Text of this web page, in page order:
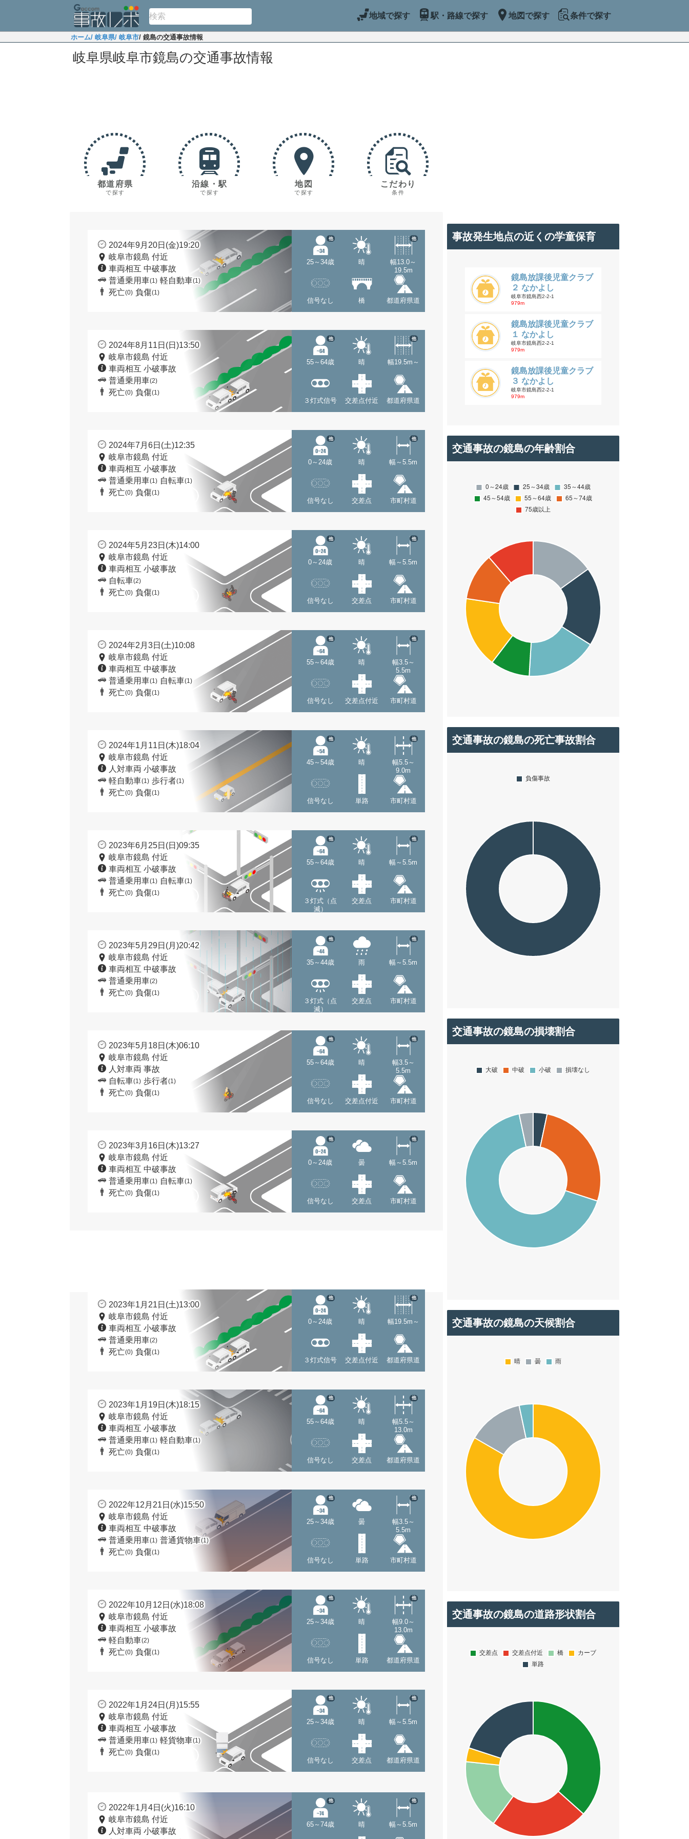
地域で探す 駅・路線で探す 地図で探す 条件で探す
ホーム/ 岐阜県/ 岐阜市/ 鏡島の交通事故情報
岐阜県岐阜市鏡島の交通事故情報
都道府県
で探す
沿線・駅
で探す
地図
で探す
こだわり
条件
2024年9月20日(金)19:20
岐阜市鏡島 付近
車両相互 中破事故
普通乗用車(1) 軽自動車(1)
死亡(0) 負傷(1)
25～34歳
他
晴
幅13.0～
19.5m
他
信号なし 橋 都道府県道
2024年8月11日(日)13:50
岐阜市鏡島 付近
車両相互 小破事故
普通乗用車(2)
死亡(0) 負傷(1)
55～64歳
他
晴 幅19.5m～
他
３灯式信号 交差点付近 都道府県道
2024年7月6日(土)12:35
岐阜市鏡島 付近
車両相互 小破事故
普通乗用車(1) 自転車(1)
死亡(0) 負傷(1)
0～24歳
他
晴 幅～5.5m
他
信号なし 交差点 市町村道
2024年5月23日(木)14:00
岐阜市鏡島 付近
車両相互 小破事故
自転車(2)
死亡(0) 負傷(1)
0～24歳
他
晴 幅～5.5m
他
信号なし 交差点 市町村道
2024年2月3日(土)10:08
岐阜市鏡島 付近
車両相互 中破事故
普通乗用車(1) 自転車(1)
死亡(0) 負傷(1)
55～64歳
他
晴
幅3.5～
5.5m
他
信号なし 交差点付近 市町村道
2024年1月11日(木)18:04
岐阜市鏡島 付近
人対車両 小破事故
軽自動車(1) 歩行者(1)
死亡(0) 負傷(1)
45～54歳
他
晴
幅5.5～
9.0m
他
信号なし 単路 市町村道
2023年6月25日(日)09:35
岐阜市鏡島 付近
車両相互 小破事故
普通乗用車(1) 自転車(1)
死亡(0) 負傷(1)
55～64歳
他
晴 幅～5.5m
他
３灯式（点
滅）
交差点 市町村道
2023年5月29日(月)20:42
岐阜市鏡島 付近
車両相互 中破事故
普通乗用車(2)
死亡(0) 負傷(1)
35～44歳
他
雨 幅～5.5m
他
３灯式（点
滅）
交差点 市町村道
2023年5月18日(木)06:10
岐阜市鏡島 付近
人対車両 事故
自転車(1) 歩行者(1)
死亡(0) 負傷(1)
55～64歳
他
晴
幅3.5～
5.5m
他
信号なし 交差点付近 市町村道
2023年3月16日(木)13:27
岐阜市鏡島 付近
車両相互 中破事故
普通乗用車(1) 自転車(1)
死亡(0) 負傷(1)
0～24歳
他
曇 幅～5.5m
他
信号なし 交差点 市町村道
2023年1月21日(土)13:00
岐阜市鏡島 付近
車両相互 小破事故
普通乗用車(2)
死亡(0) 負傷(1)
0～24歳
他
晴 幅19.5m～
他
３灯式信号 交差点付近 都道府県道
2023年1月19日(木)18:15
岐阜市鏡島 付近
車両相互 小破事故
普通乗用車(1) 軽自動車(1)
死亡(0) 負傷(1)
55～64歳
他
晴
幅5.5～
13.0m
他
信号なし 交差点 都道府県道
2022年12月21日(水)15:50
岐阜市鏡島 付近
車両相互 中破事故
普通乗用車(1) 普通貨物車(1)
死亡(0) 負傷(1)
25～34歳
他
曇
幅3.5～
5.5m
他
信号なし 単路 市町村道
2022年10月12日(水)18:08
岐阜市鏡島 付近
車両相互 小破事故
軽自動車(2)
死亡(0) 負傷(1)
25～34歳
他
晴
幅9.0～
13.0m
他
信号なし 単路 都道府県道
2022年1月24日(月)15:55
岐阜市鏡島 付近
車両相互 小破事故
普通乗用車(1) 軽貨物車(1)
死亡(0) 負傷(1)
25～34歳
他
晴 幅～5.5m
他
信号なし 交差点 都道府県道
2022年1月4日(火)16:10
岐阜市鏡島 付近
人対車両 小破事故
65～74歳
他
晴 幅～5.5m
他
事故発生地点の近くの学童保育
鏡島放課後児童クラブ
２ なかよし
岐阜市鏡島西2-2-1
979m
鏡島放課後児童クラブ
１ なかよし
岐阜市鏡島西2-2-1
979m
鏡島放課後児童クラブ
３ なかよし
岐阜市鏡島西2-2-1
979m
交通事故の鏡島の年齢割合
交通事故の鏡島の死亡事故割合
交通事故の鏡島の損壊割合
交通事故の鏡島の天候割合
交通事故の鏡島の道路形状割合